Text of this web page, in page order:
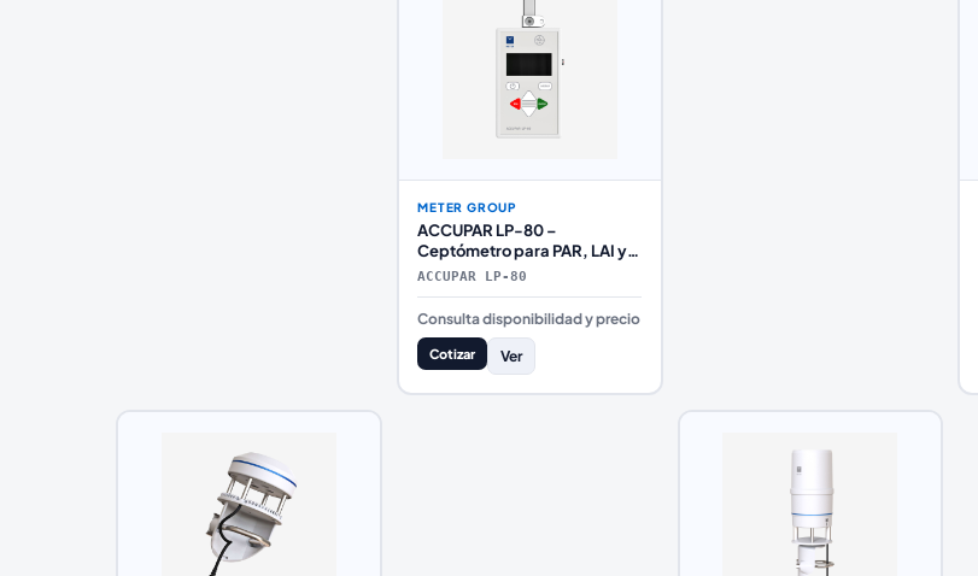
METER GROUP
ACCUPAR LP-80 –
Ceptómetro para PAR, LAI y
monitoreo del dosel vegetal
ACCUPAR LP-80
Consulta disponibilidad y precio
Cotizar Ver